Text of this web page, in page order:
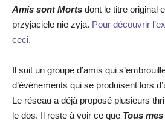
Amis sont Morts dont le titre original
przyjaciele nie zyja. Pour découvrir
ceci.
Il suit un groupe d’amis qui
d’événements qui se produisent lors
Le réseau a déjà proposé plusieurs
le dos. Il reste à voir ce que Tous